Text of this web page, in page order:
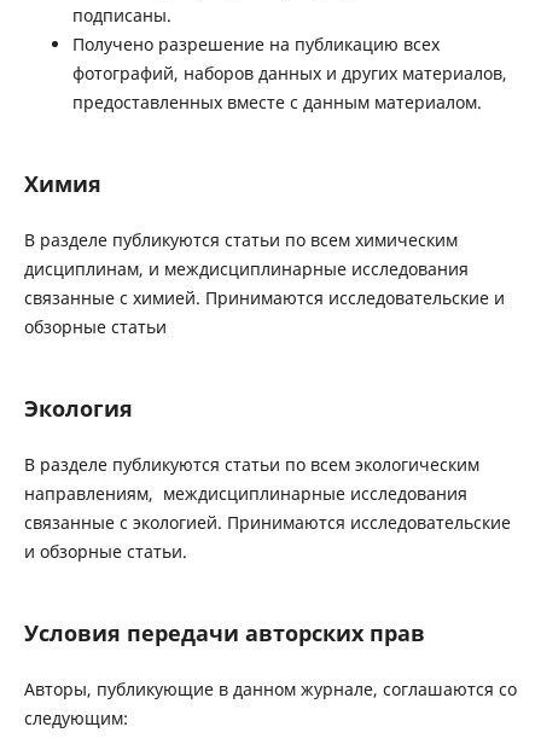
подписаны.
Получено разрешение на публикацию всех
фотографий, наборов данных и других материалов,
предоставленных вместе с данным материалом.
Химия
В разделе публикуются статьи по всем химическим
дисциплинам, и междисциплинарные исследования
связанные с химией. Принимаются исследовательские и
обзорные статьи
Экология
В разделе публикуются статьи по всем экологическим
направлениям, междисциплинарные исследования
связанные с экологией. Принимаются исследовательские
и обзорные статьи.
Условия передачи авторских прав
Авторы, публикующие в данном журнале, соглашаются со
следующим: